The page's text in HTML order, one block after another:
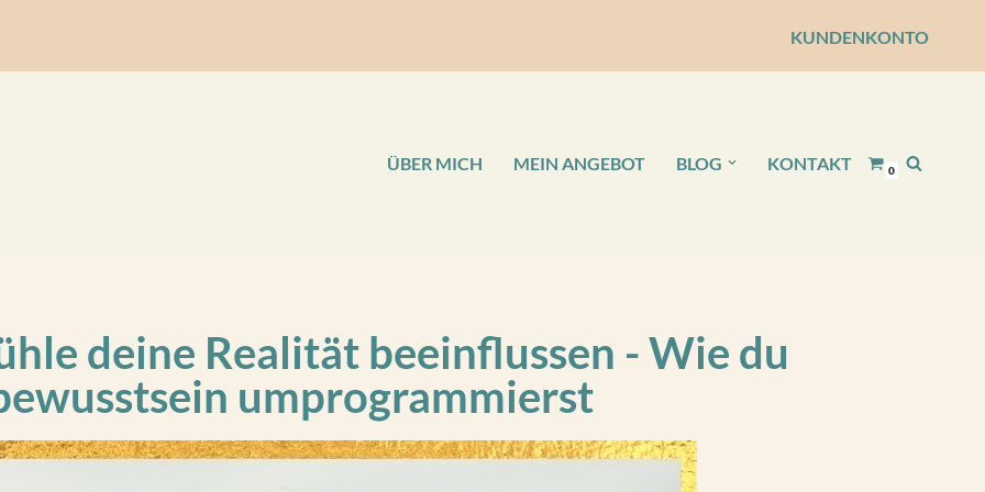
KUNDENKONTO
ÜBER MICH MEIN ANGEBOT BLOG KONTAKT 0
deine Realität beeinflussen - Wie du
umprogrammierst